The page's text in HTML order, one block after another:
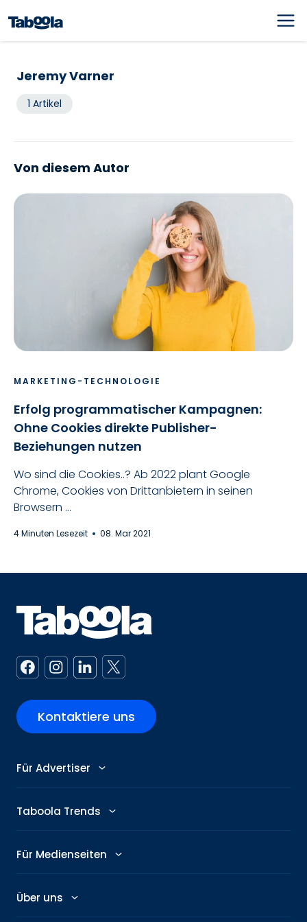
Jeremy Varner
1 Artikel
Von diesem Autor
MARKETING-TECHNOLOGIE
Erfolg programmatischer Kampagnen:
Ohne Cookies direkte Publisher-
Beziehungen nutzen
Wo sind die Cookies..? Ab 2022 plant Google
Chrome, Cookies von Drittanbietern in seinen
Browsern ...
4 Minuten Lesezeit 08. Mar 2021
Kontaktiere uns
Für Advertiser
Advertiser
Creative Shop
Taboola Trends
Werbemittel-Trends
Für Medienseiten
Publisher
Über uns